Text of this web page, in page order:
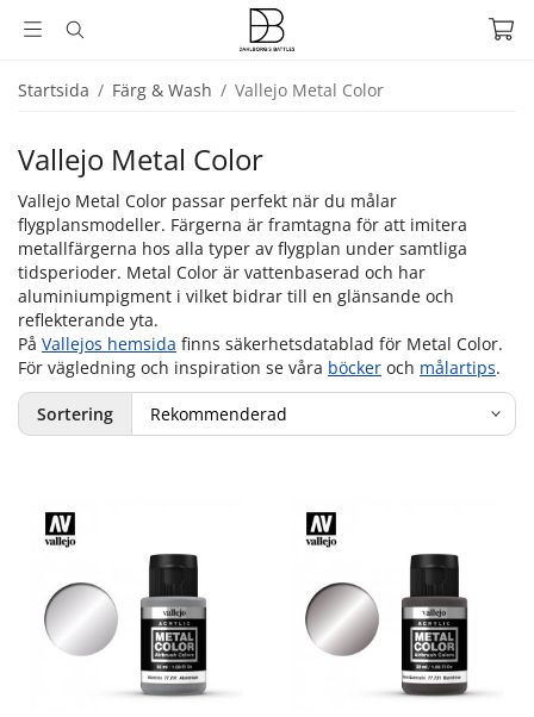
Startsida / Färg & Wash / Vallejo Metal Color
Vallejo Metal Color
Vallejo Metal Color passar perfekt när du målar
flygplansmodeller. Färgerna är framtagna för att imitera
metallfärgerna hos alla typer av flygplan under samtliga
tidsperioder. Metal Color är vattenbaserad och har
aluminiumpigment i vilket bidrar till en glänsande och
reflekterande yta.
På Vallejos hemsida finns säkerhetsdatablad för Metal Color.
För vägledning och inspiration se våra böcker och målartips.
Sortering